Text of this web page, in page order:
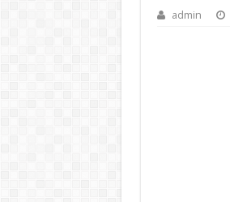
admin